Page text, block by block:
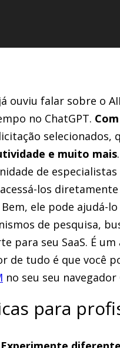
ouviu falar sobre o
no ChatGPT.
e muito mais
de
los
Bem, ele pode ajudá-
de pesquisa,
para seu SaaS. É
de tudo é que você
no seu seu
para